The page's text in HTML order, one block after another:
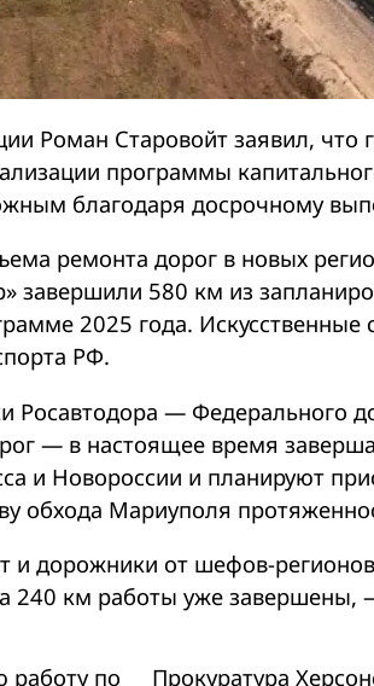
Роман Старовойт заявил, что
программы
благодаря досрочному
ремонта дорог в новых
завершили 580 км из
2025 года. Искусственные
РФ.
Росавтодора — Федерального
— в настоящее время
и Новороссии и планируют
обхода Мариуполя
и дорожники от шефов-
240 км работы уже
работу по
Прокуратура